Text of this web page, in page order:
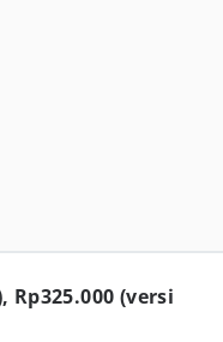
Rp325.000 (versi